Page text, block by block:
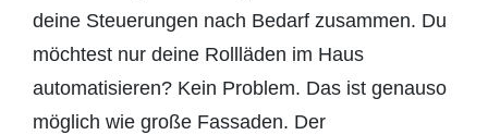
deine Steuerungen nach Bedarf zusammen. Du
möchtest nur deine Rollläden im Haus
automatisieren? Kein Problem. Das ist genauso
möglich wie große Fassaden. Der